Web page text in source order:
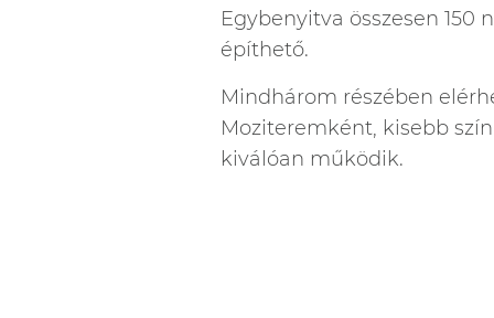
Egybenyitva összesen
építhető.
Mindhárom részében
Moziteremként, kisebb
kiválóan működik.